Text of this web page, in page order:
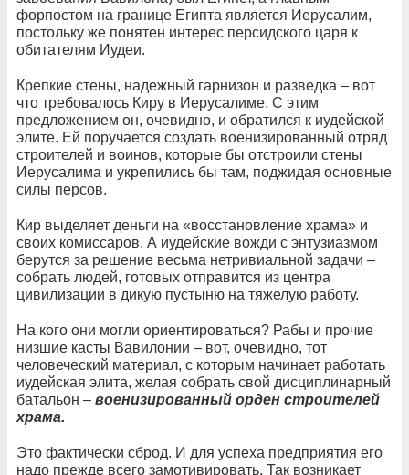
форпостом на границе Египта является Иерусалим,
постольку же понятен интерес персидского царя к
обитателям Иудеи.
Крепкие стены, надежный гарнизон и разведка – вот
что требовалось Киру в Иерусалиме. С этим
предложением он, очевидно, и обратился к иудейской
элите. Ей поручается создать военизированный отряд
строителей и воинов, которые бы отстроили стены
Иерусалима и укрепились бы там, поджидая основные
силы персов.
Кир выделяет деньги на «восстановление храма» и
своих комиссаров. А иудейские вожди с энтузиазмом
берутся за решение весьма нетривиальной задачи –
собрать людей, готовых отправится из центра
цивилизации в дикую пустыню на тяжелую работу.
На кого они могли ориентироваться? Рабы и прочие
низшие касты Вавилонии – вот, очевидно, тот
человеческий материал, с которым начинает работать
иудейская элита, желая собрать свой дисциплинарный
батальон – военизированный орден строителей
храма.
Это фактически сброд. И для успеха предприятия его
надо прежде всего замотивировать. Так возникает